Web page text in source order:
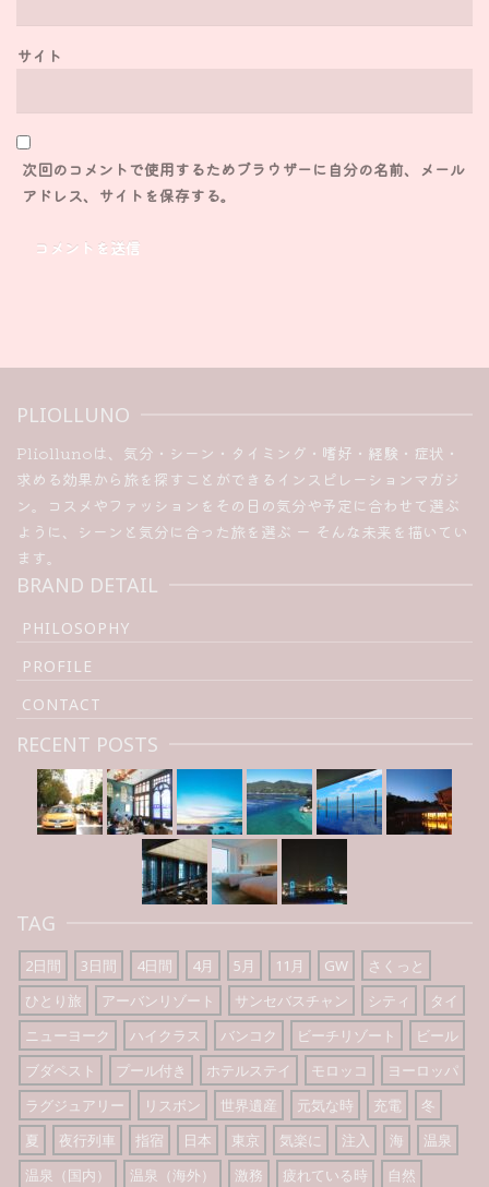
サイト
次回のコメントで使用するためブラウザーに自分の名前、メール
アドレス、サイトを保存する。
PLIOLLUNO
Pliollunoは、気分・シーン・タイミング・嗜好・経験・症状・
求める効果から旅を探すことができるインスピレーションマガジ
ン。コスメやファッションをその日の気分や予定に合わせて選ぶ
ように、シーンと気分に合った旅を選ぶ ー そんな未来を描いてい
ます。
BRAND DETAIL
PHILOSOPHY
PROFILE
CONTACT
RECENT POSTS
TAG
2日間 3日間 4日間 4月 5月 11月 GW
さくっと
ひとり旅
アーバンリゾート サンセバスチャン シティ
タイ
ニューヨーク
ハイクラス バンコク ビーチリゾート
ビール
ブダペスト
プール付き ホテルステイ モロッコ
ヨーロッパ
ラグジュアリー
リスボン 世界遺産 元気な時 充電
冬
夏
夜行列車 指宿 日本 東京 気楽に 注入 海
温泉
温泉（国内）
温泉（海外） 激務 疲れている時 自然